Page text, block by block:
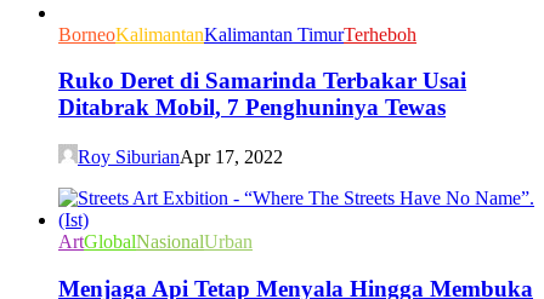
BorneoKalimantanKalimantan TimurTerheboh
Ruko Deret di Samarinda Terbakar Usai
Ditabrak Mobil, 7 Penghuninya Tewas
Roy SiburianApr 17, 2022
ArtGlobalNasionalUrban
Menjaga Api Tetap Menyala Hingga Membuka